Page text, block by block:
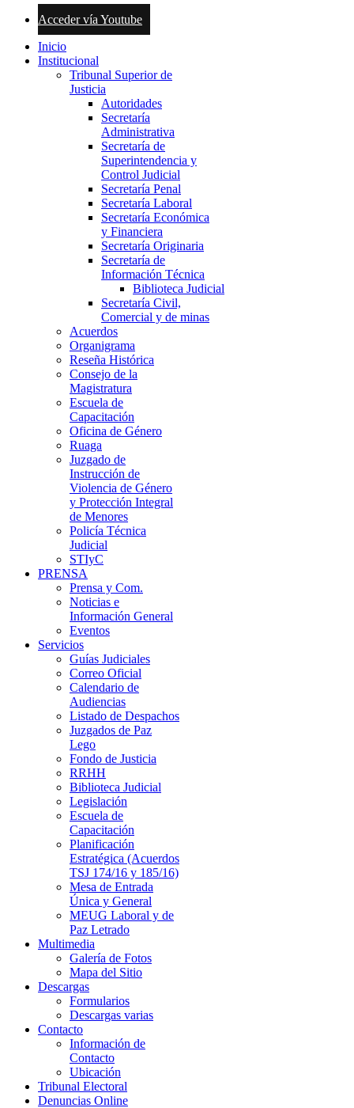
Acceder vía Youtube
Inicio
Institucional
Tribunal Superior de
Justicia
Autoridades
Secretaría
Administrativa
Secretaría de
Superintendencia y
Control Judicial
Secretaría Penal
Secretaría Laboral
Secretaría Económica
y Financiera
Secretaría Originaria
Secretaría de
Información Técnica
Biblioteca Judicial
Secretaría Civil,
Comercial y de minas
Acuerdos
Organigrama
Reseña Histórica
Consejo de la
Magistratura
Escuela de
Capacitación
Oficina de Género
Ruaga
Juzgado de
Instrucción de
Violencia de Género
y Protección Integral
de Menores
Policía Técnica
Judicial
STIyC
PRENSA
Prensa y Com.
Noticias e
Información General
Eventos
Servicios
Guías Judiciales
Correo Oficial
Calendario de
Audiencias
Listado de Despachos
Juzgados de Paz
Lego
Fondo de Justicia
RRHH
Biblioteca Judicial
Legislación
Escuela de
Capacitación
Planificación
Estratégica (Acuerdos
TSJ 174/16 y 185/16)
Mesa de Entrada
Única y General
MEUG Laboral y de
Paz Letrado
Multimedia
Galería de Fotos
Mapa del Sitio
Descargas
Formularios
Descargas varias
Contacto
Información de
Contacto
Ubicación
Tribunal Electoral
Denuncias Online